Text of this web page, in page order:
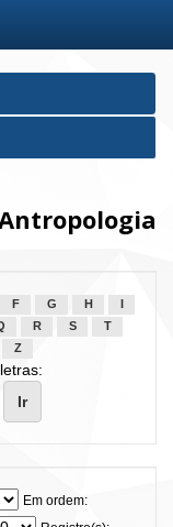
F G H
R S
T
Z
Em ordem: